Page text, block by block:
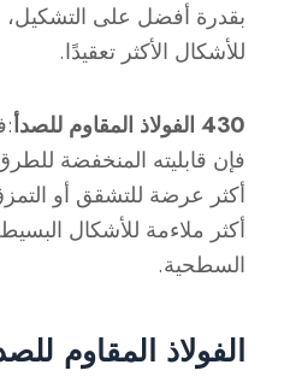
بقدرة أفضل على التشكيل،
للأشكال الأكثر تعقيدًا.
430 الفولاذ المقاوم للصدأ
أكثر عرضة للتشقق أو
أكثر ملاءمة للأشكال
السطحية.